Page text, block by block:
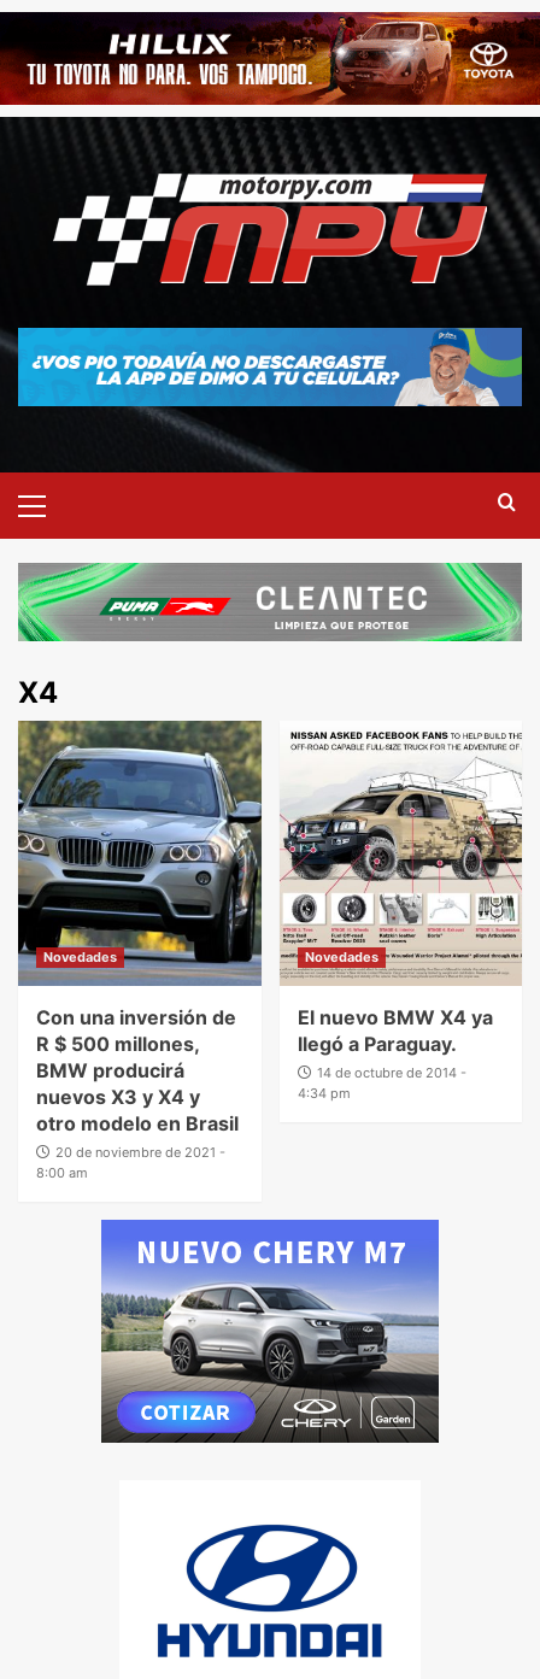
X4
Novedades
Con una inversión de
R $ 500 millones,
BMW producirá
nuevos X3 y X4 y
otro modelo en Brasil
20 de noviembre de 2021 -
8:00 am
Novedades
El nuevo BMW X4 ya
llegó a Paraguay.
14 de octubre de 2014 -
4:34 pm